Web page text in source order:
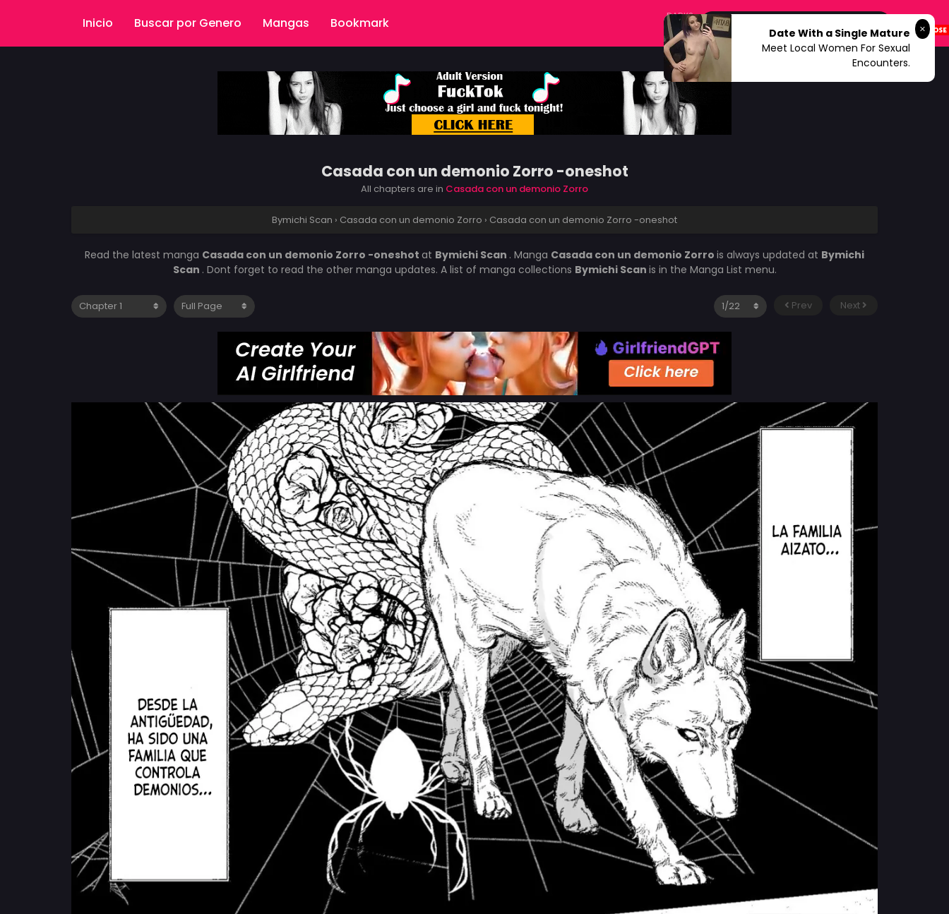
Inicio Buscar por Genero Mangas Bookmark DARK?
Casada con un demonio Zorro -oneshot
All chapters are in Casada con un demonio Zorro
Bymichi Scan › Casada con un demonio Zorro › Casada con un demonio Zorro -oneshot
Read the latest manga Casada con un demonio Zorro -oneshot at Bymichi Scan . Manga Casada con un demonio Zorro is always updated at Bymichi
Scan . Dont forget to read the other manga updates. A list of manga collections Bymichi Scan is in the Manga List menu.
Prev Next
Date With a Single Mature
Meet Local Women For Sexual
Encounters.